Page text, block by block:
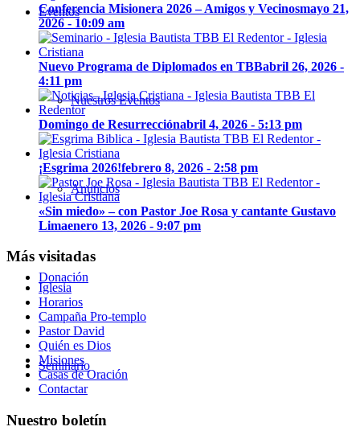
Eventos
Nuestros Eventos
Anuncios
Donación
Seminario
Conferencia Misionera 2026 – Amigos y Vecinosmayo 21,
2026 - 10:09 am
Nuevo Programa de Diplomados en TBBabril 26, 2026 -
4:11 pm
Domingo de Resurrecciónabril 4, 2026 - 5:13 pm
¡Esgrima 2026!febrero 8, 2026 - 2:58 pm
«Sin miedo» – con Pastor Joe Rosa y cantante Gustavo
Limaenero 13, 2026 - 9:07 pm
Más visitadas
Iglesia
Horarios
Campaña Pro-templo
Pastor David
Quién es Dios
Misiones
Casas de Oración
Contactar
Nuestro boletín